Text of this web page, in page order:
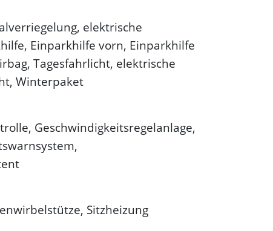
elektrische
Einparkhilfe vorn, Einparkhilfe
Tagesfahrlicht, elektrische
Winterpaket
Geschwindigkeitsregelanlage,
Sitzheizung